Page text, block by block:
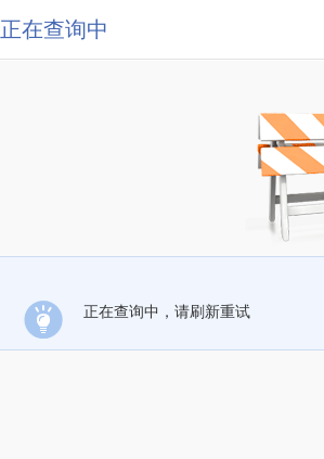
正在查询中
正在查询中，请刷新重试